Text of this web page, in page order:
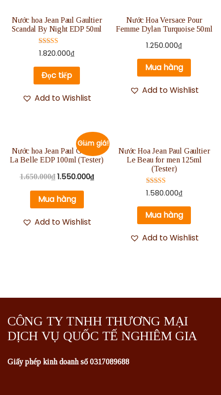
Nước hoa Jean Paul Gaultier
Scandal By Night EDP 50ml
Được xếp
hạng
5 sao
1.820.000₫
Đọc tiếp
Add to Wishlist
Nước Hoa Versace Pour
Femme Dylan Turquoise 50ml
1.250.000₫
Mua hàng
Add to Wishlist
Giảm giá!
Nước hoa Jean Paul Gaultier
La Belle EDP 100ml (Tester)
1.650.000₫ 1.550.000₫
Mua hàng
Add to Wishlist
Nước Hoa Jean Paul Gaultier
Le Beau for men 125ml
(Tester)
Được xếp
hạng
5 sao
1.580.000₫
Mua hàng
Add to Wishlist
CÔNG TY TNHH THƯƠNG MẠI
DỊCH VỤ QUỐC TẾ NGHIÊM GIA
Giấy phép kinh doanh số 0317089688